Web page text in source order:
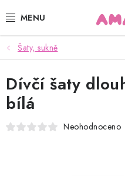
na
KOJENECKÉ, DĚTSKÉ
ČEPICE, RUKAVICE,
OSUŠKY, BRYNDÁKY, DEKY,
Šaty, sukně
Dívčí šaty
bílá
Neohodnoceno